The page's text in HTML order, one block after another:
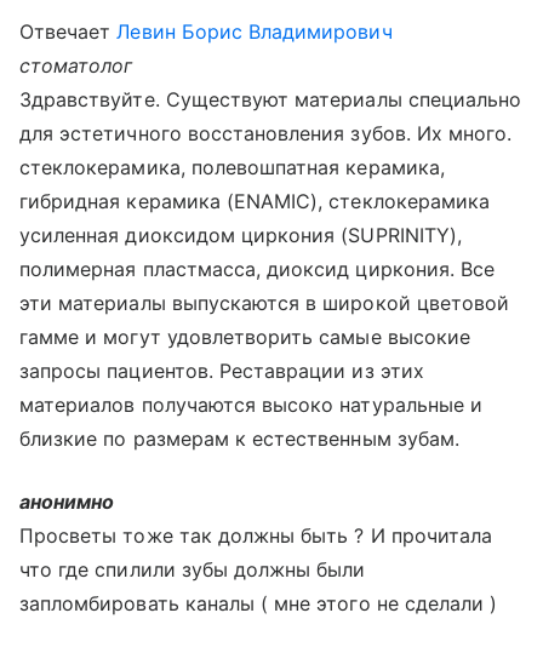
ОтвечаетЛевин Борис Владимирович
стоматолог
Здравствуйте. Существуют материалы специально
для эстетичного восстановления зубов. Их много.
стеклокерамика, полевошпатная керамика,
гибридная керамика (ENAMIC), стеклокерамика
усиленная диоксидом циркония (SUPRINITY),
полимерная пластмасса, диоксид циркония. Все
эти материалы выпускаются в широкой цветовой
гамме и могут удовлетворить самые высокие
запросы пациентов. Реставрации из этих
материалов получаются высоко натуральные и
близкие по размерам к естественным зубам.
анонимно
Просветы тоже так должны быть ? И прочитала
что где спилили зубы должны были
запломбировать каналы ( мне этого не сделали )